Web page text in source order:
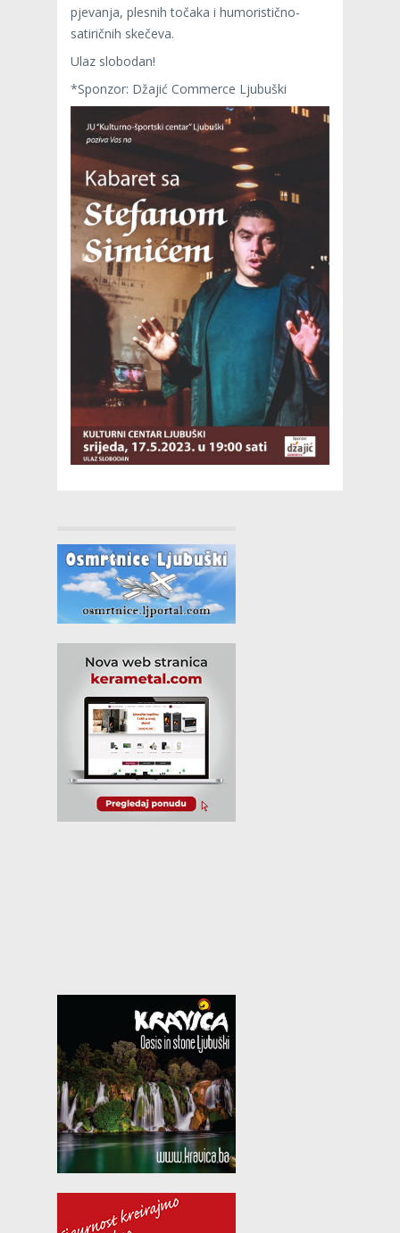
pjevanja, plesnih točaka i humoristično-
satiričnih skečeva.
Ulaz slobodan!
*Sponzor: Džajić Commerce Ljubuški